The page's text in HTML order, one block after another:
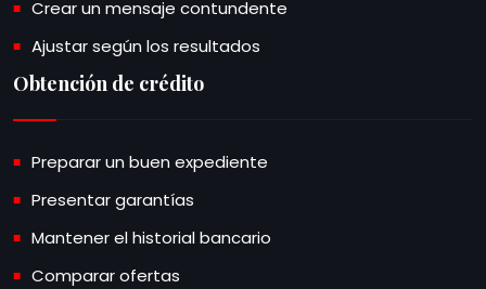
Crear un mensaje contundente
Ajustar según los resultados
Obtención de crédito
Preparar un buen expediente
Presentar garantías
Mantener el historial bancario
Comparar ofertas